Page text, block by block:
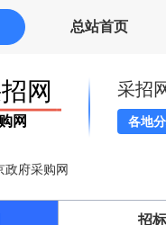
总站首页
网
网
采招
各地
政府采购网
招